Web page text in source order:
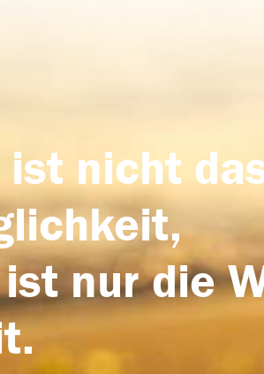
ist nicht
nur die